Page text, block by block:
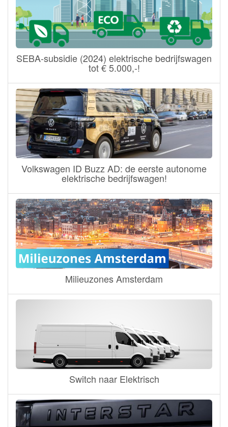
SEBA-subsidie (2024) elektrische bedrijfswagen
tot € 5.000,-!
Volkswagen ID Buzz AD: de eerste autonome
elektrische bedrijfswagen!
Milieuzones Amsterdam
Switch naar Elektrisch